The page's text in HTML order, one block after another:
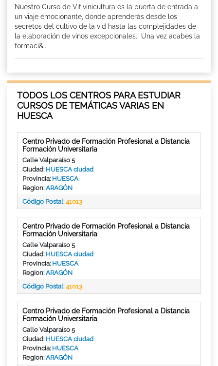
Nuestro Curso de Vitivinicultura es la puerta de entrada a
un viaje emocionante, donde aprenderás desde los
secretos del cultivo de la vid hasta las complejidades de
la elaboración de vinos excepcionales. Una vez acabes la
formaci&...
TODOS LOS CENTROS PARA ESTUDIAR
CURSOS DE TEMÁTICAS VARIAS EN
HUESCA
Centro Privado de Formación Profesional a Distancia
Formación Universitaria
Calle Valparaíso 5
Ciudad: HUESCA ciudad
Provincia: HUESCA
Region:ARAGÓN
Código Postal:41013
Centro Privado de Formación Profesional a Distancia
Formación Universitaria
Calle Valparaíso 5
Ciudad: HUESCA ciudad
Provincia: HUESCA
Region:ARAGÓN
Código Postal:41013
Centro Privado de Formación Profesional a Distancia
Formación Universitaria
Calle Valparaíso 5
Ciudad: HUESCA ciudad
Provincia: HUESCA
Region:ARAGÓN